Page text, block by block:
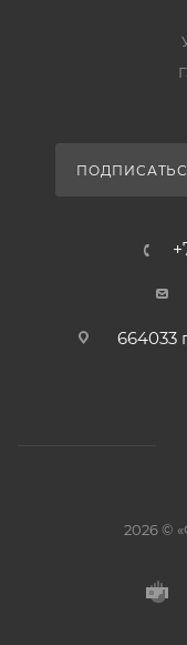
664033
2026 ©